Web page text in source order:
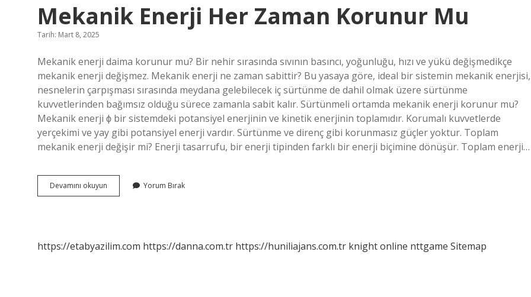
Mekanik Enerji Her Zaman Korunur Mu
Tarih: Mart 8, 2025
Mekanik enerji daima korunur mu? Bir nehir sırasında sıvının basıncı, yoğunluğu, hızı ve yükü değişmedikçe
mekanik enerji değişmez. Mekanik enerji ne zaman sabittir? Bu yasaya göre, ideal bir sistemin mekanik enerjisi,
nesnelerin çarpışması sırasında meydana gelebilecek iç sürtünme de dahil olmak üzere sürtünme
kuvvetlerinden bağımsız olduğu sürece zamanla sabit kalır. Sürtünmeli ortamda mekanik enerji korunur mu?
Mekanik enerji ϕ bir sistemdeki potansiyel enerjinin ve kinetik enerjinin toplamıdır. Korumalı kuvvetlerde
yerçekimi ve yay gibi potansiyel enerji vardır. Sürtünme ve direnç gibi korunmasız güçler yoktur. Toplam
mekanik enerji değişir mi? Enerji tasarrufu, bir enerji tipinden farklı bir enerji biçimine dönüşür. Toplam enerji…
Devamını okuyun Mekanik
Enerji
Yorum Bırak
https://etabyazilim.com https://danna.com.tr https://huniliajans.com.tr knight online nttgame Sitemap